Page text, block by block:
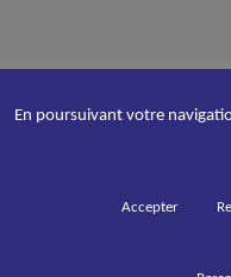
En poursuivant votre
Accepter